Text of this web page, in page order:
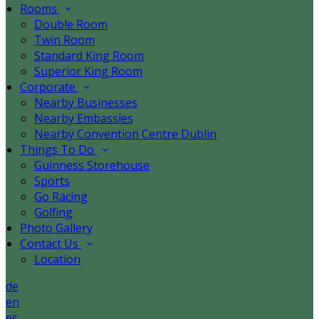
Rooms
Double Room
Twin Room
Standard King Room
Superior King Room
Corporate
Nearby Businesses
Nearby Embassies
Nearby Convention Centre Dublin
Things To Do
Guinness Storehouse
Sports
Go Racing
Golfing
Photo Gallery
Contact Us
Location
de
en